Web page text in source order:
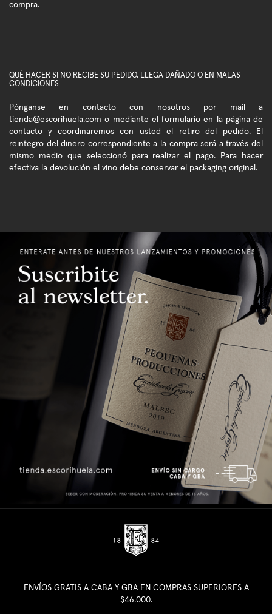
compra.
QUÉ HACER SI NO RECIBE SU PEDIDO, LLEGA DAÑADO O EN MALAS
CONDICIONES
Pónganse en contacto con nosotros por mail a
tienda@escorihuela.com o mediante el formulario en la página de
contacto y coordinaremos con usted el retiro del pedido. El
reintegro del dinero correspondiente a la compra será a través del
mismo medio que seleccionó para realizar el pago. Para hacer
efectiva la devolución el vino debe conservar el packaging original.
ENVÍOS GRATIS A CABA Y GBA EN COMPRAS SUPERIORES A
$46.000.